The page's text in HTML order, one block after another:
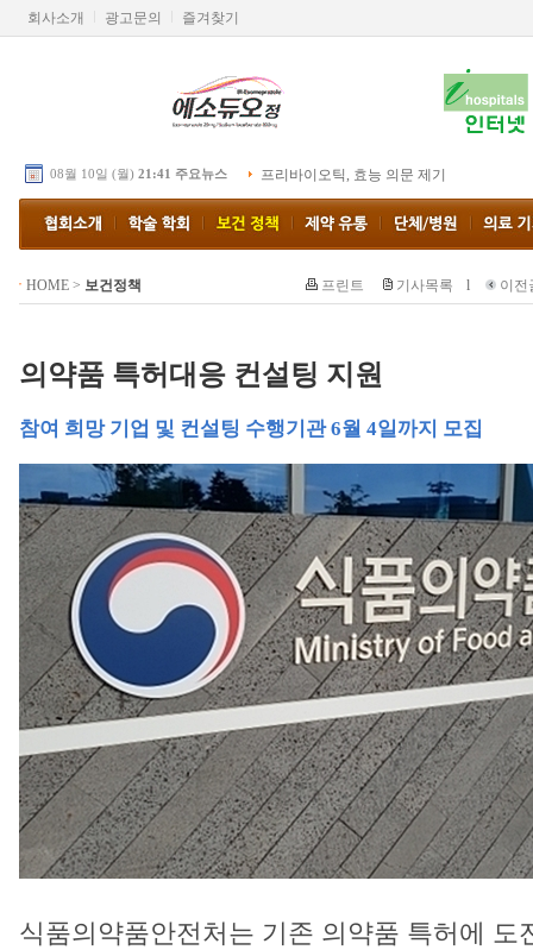
회사소개 광고문의 즐겨찾기
08월 10일 (월) 21:41 주요뉴스 프리바이오틱, 효능 의문 제기
HOME> 보건정책 프린트 기사목록 l 이전
의약품 특허대응 컨설팅 지원
참여 희망 기업 및 컨설팅 수행기관 6월 4일까지 모집
식품의약품안전처는 기존 의약품 특허에 도